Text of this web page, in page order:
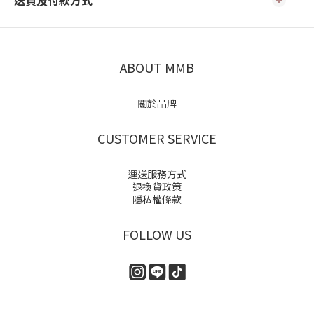
ABOUT MMB
關於品牌
CUSTOMER SERVICE
運送服務方式
退換貨政策
隱私權條款
FOLLOW US